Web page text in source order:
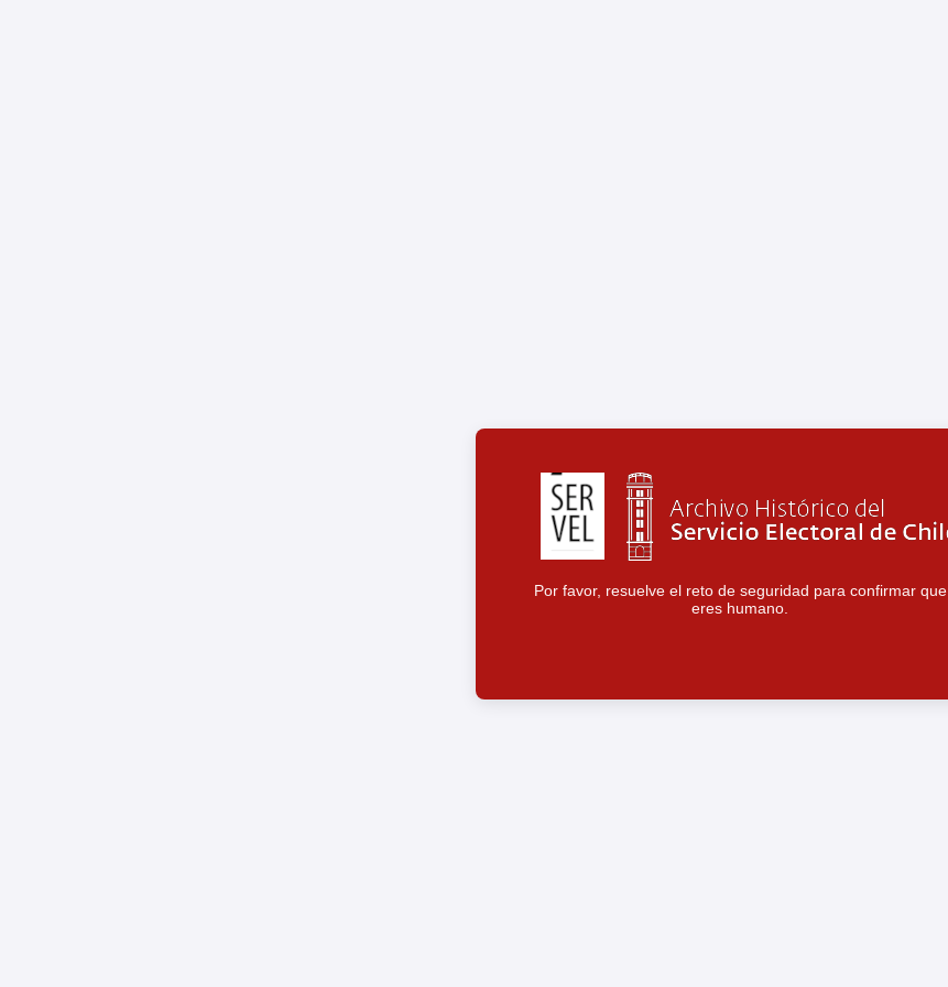
Por favor, resuelve el reto de seguridad para confirmar que
eres humano.